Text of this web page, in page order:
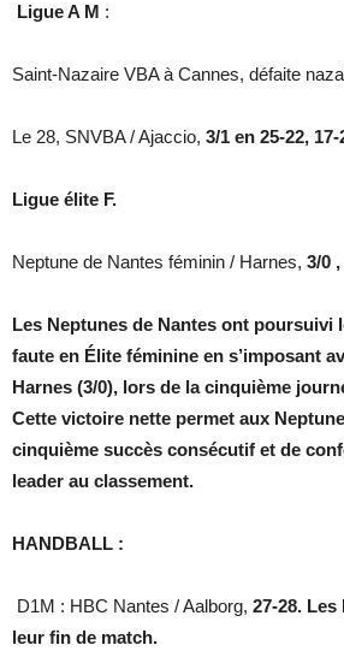
Ligue A M :
Saint-Nazaire VBA à Cannes, défaite
Le 28, SNVBA / Ajaccio, 3/1 en 25-22,
Ligue élite F.
Neptune de Nantes féminin / Harnes, 3/0 ,
Les Neptunes de Nantes ont poursuivi
faute en Élite féminine en s’imposant
Harnes (3/0), lors de la cinquième
Cette victoire nette permet aux
cinquième succès consécutif et de
leader au classement.
HANDBALL :
D1M : HBC Nantes / Aalborg, 27-28.
leur fin de match.